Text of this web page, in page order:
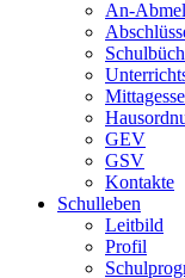
An-
GEV
GSV
Kontakte
Schulleben
Leitbild
Profil